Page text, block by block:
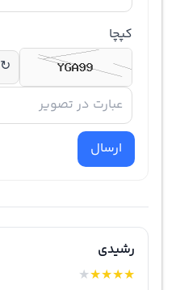
کپچا
↻
ارسال
رشیدی
★
★
★
★
★